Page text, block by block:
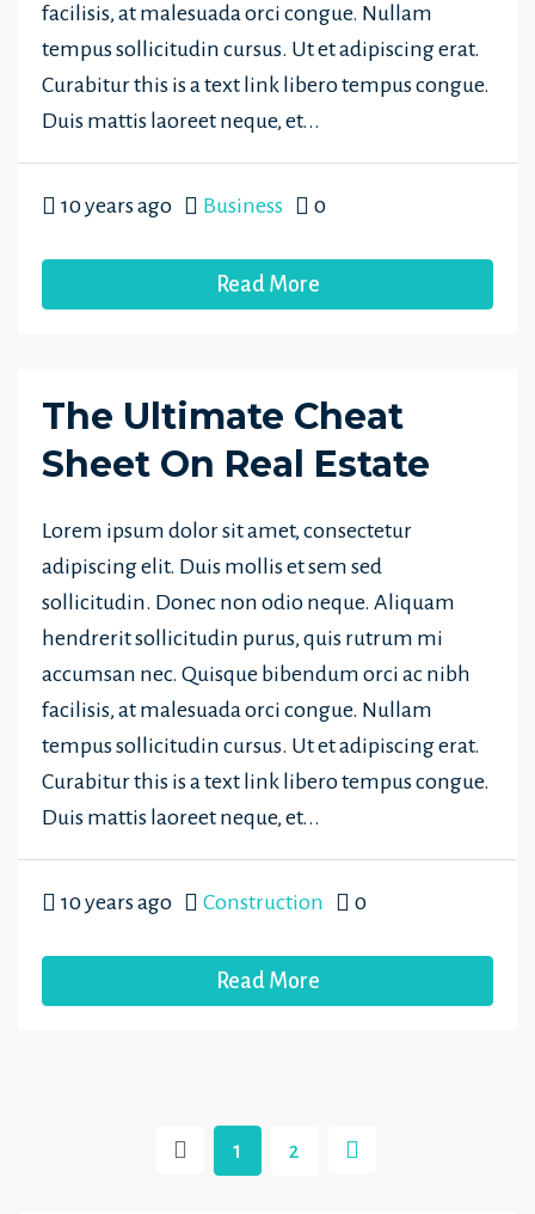
facilisis, at malesuada orci congue. Nullam
tempus sollicitudin cursus. Ut et adipiscing erat.
Curabitur this is a text link libero tempus congue.
Duis mattis laoreet neque, et...
10 years ago Business 0
Read More
The Ultimate Cheat
Sheet On Real Estate
Lorem ipsum dolor sit amet, consectetur
adipiscing elit. Duis mollis et sem sed
sollicitudin. Donec non odio neque. Aliquam
hendrerit sollicitudin purus, quis rutrum mi
accumsan nec. Quisque bibendum orci ac nibh
facilisis, at malesuada orci congue. Nullam
tempus sollicitudin cursus. Ut et adipiscing erat.
Curabitur this is a text link libero tempus congue.
Duis mattis laoreet neque, et...
10 years ago Construction 0
Read More
1 2